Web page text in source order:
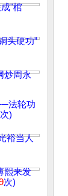
"棺
头硬功”
炒周永
法轮功
次)
裕当人
熙来发
次)